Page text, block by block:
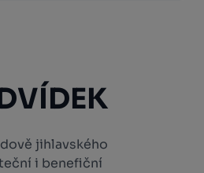
jihlavského
i benefiční